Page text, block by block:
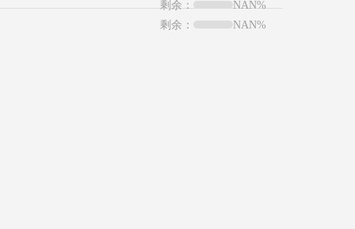
剩余：
NAN%
剩余：
NAN%